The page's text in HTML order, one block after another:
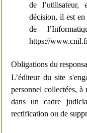
de l’utilisateur,
décision, il est
de
https://
Obligations du
L’éditeur du site
personnel collectées, à
dans un cadre
rectification ou de